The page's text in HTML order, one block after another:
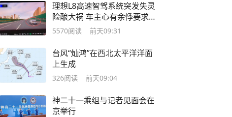
理想L8高速智驾系统突发失灵
险酿大祸 车主心有余悸要求
退车
5570阅读 前天09:31
台风“灿鸿”在西北太平洋洋面
上生成
326阅读 前天09:04
神二十一乘组与记者见面会在
京举行